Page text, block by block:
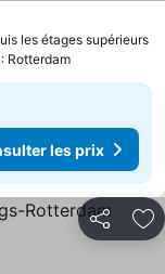
les étages supérieurs
Rotterdam
les prix
Partager